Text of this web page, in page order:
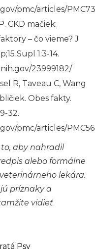
pmc/articles/
CKD mačiek:
– čo vieme? J
Supl 1:3-14.
23999182/
R, Taveau C, Wang
Obes fakty.
32.
pmc/articles/
aby nahradil
alebo formálne
lekára.
príznaky a
vidieť
Psy